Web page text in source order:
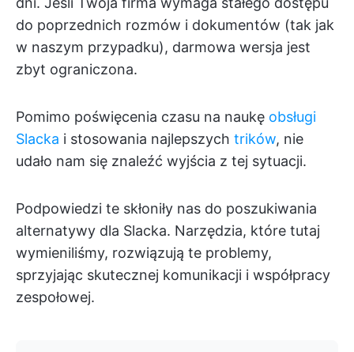
do poprzednich rozmów i dokumentów (tak jak
w naszym przypadku), darmowa wersja jest
zbyt ograniczona.
Pomimo poświęcenia czasu na naukę obsługi
Slacka i stosowania najlepszych trików, nie
udało nam się znaleźć wyjścia z tej sytuacji.
Podpowiedzi te skłoniły nas do poszukiwania
alternatywy dla Slacka. Narzędzia, które tutaj
wymieniliśmy, rozwiązują te problemy,
sprzyjając skutecznej komunikacji i współpracy
zespołowej.